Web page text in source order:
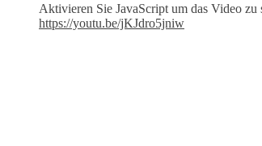
Aktivieren Sie JavaScript um das Video zu
https://youtu.be/jKJdro5jniw